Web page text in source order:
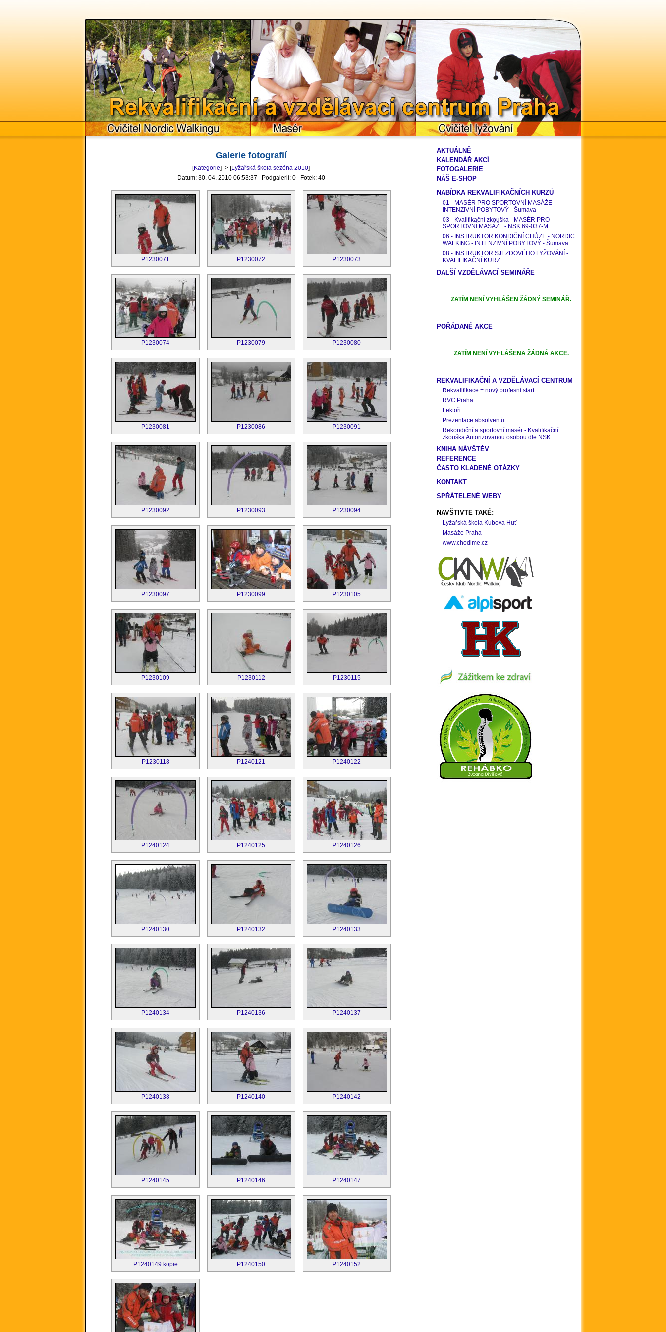
Cvičitel Nordic Walkingu Masér Cvičitel lyžování
Galerie fotografií
[Kategorie] -> [Lyžařská škola sezóna 2010]
Datum: 30. 04. 2010 06:53:37 Podgalerií: 0 Fotek: 40
P1230071 P1230072 P1230073
P1230074 P1230079 P1230080
P1230081 P1230086 P1230091
P1230092 P1230093 P1230094
P1230097 P1230099 P1230105
P1230109 P1230112 P1230115
P1230118 P1240121 P1240122
P1240124 P1240125 P1240126
P1240130 P1240132 P1240133
P1240134 P1240136 P1240137
P1240138 P1240140 P1240142
P1240145 P1240146 P1240147
P1240149 kopie P1240150 P1240152
AKTUÁLNĚ
KALENDÁŘ AKCÍ
FOTOGALERIE
NÁŠ E-SHOP
NABÍDKA REKVALIFIKAČNÍCH KURZŮ
01 - MASÉR PRO SPORTOVNÍ MASÁŽE -
INTENZIVNÍ POBYTOVÝ - Šumava
03 - Kvalifikační zkouška - MASÉR PRO
SPORTOVNÍ MASÁŽE - NSK 69-037-M
06 - INSTRUKTOR KONDIČNÍ CHŮZE - NORDIC
WALKING - INTENZIVNÍ POBYTOVÝ - Šumava
08 - INSTRUKTOR SJEZDOVÉHO LYŽOVÁNÍ -
KVALIFIKAČNÍ KURZ
DALŠÍ VZDĚLÁVACÍ SEMINÁŘE
ZATÍM NENÍ VYHLÁŠEN ŽÁDNÝ SEMINÁŘ.
POŘÁDANÉ AKCE
ZATÍM NENÍ VYHLÁŠENA ŽÁDNÁ AKCE.
REKVALIFIKAČNÍ A VZDĚLÁVACÍ CENTRUM
Rekvalifikace = nový profesní start
RVC Praha
Lektoři
Prezentace absolventů
Rekondiční a sportovní masér - Kvalifikační
zkouška Autorizovanou osobou dle NSK
KNIHA NÁVŠTĚV
REFERENCE
ČASTO KLADENÉ OTÁZKY
KONTAKT
SPŘÁTELENÉ WEBY
NAVŠTIVTE TAKÉ:
Lyžařská škola Kubova Huť
Masáže Praha
www.chodime.cz